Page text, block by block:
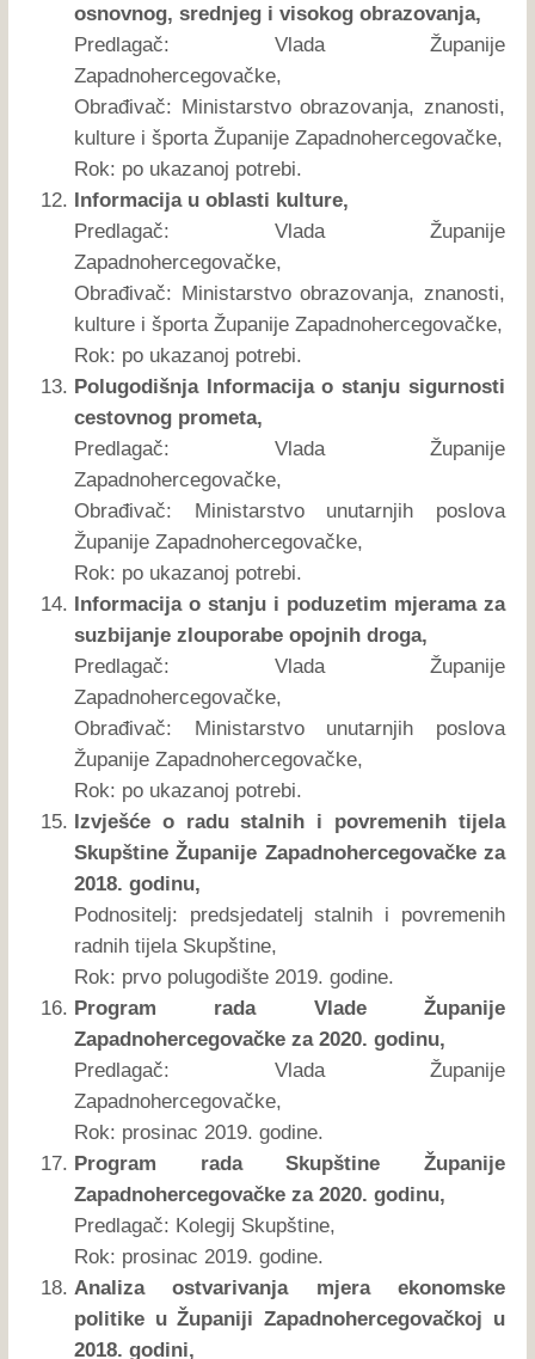
osnovnog, srednjeg i visokog obrazovanja,
Predlagač: Vlada Županije
Zapadnohercegovačke,
Obrađivač: Ministarstvo obrazovanja, znanosti,
kulture i športa Županije Zapadnohercegovačke,
Rok: po ukazanoj potrebi.
Informacija u oblasti kulture,
Predlagač: Vlada Županije
Zapadnohercegovačke,
Obrađivač: Ministarstvo obrazovanja, znanosti,
kulture i športa Županije Zapadnohercegovačke,
Rok: po ukazanoj potrebi.
Polugodišnja Informacija o stanju sigurnosti
cestovnog prometa,
Predlagač: Vlada Županije
Zapadnohercegovačke,
Obrađivač: Ministarstvo unutarnjih poslova
Županije Zapadnohercegovačke,
Rok: po ukazanoj potrebi.
Informacija o stanju i poduzetim mjerama za
suzbijanje zlouporabe opojnih droga,
Predlagač: Vlada Županije
Zapadnohercegovačke,
Obrađivač: Ministarstvo unutarnjih poslova
Županije Zapadnohercegovačke,
Rok: po ukazanoj potrebi.
Izvješće o radu stalnih i povremenih tijela
Skupštine Županije Zapadnohercegovačke za
2018. godinu,
Podnositelj: predsjedatelj stalnih i povremenih
radnih tijela Skupštine,
Rok: prvo polugodište 2019. godine.
Program rada Vlade Županije
Zapadnohercegovačke za 2020. godinu,
Predlagač: Vlada Županije
Zapadnohercegovačke,
Rok: prosinac 2019. godine.
Program rada Skupštine Županije
Zapadnohercegovačke za 2020. godinu,
Predlagač: Kolegij Skupštine,
Rok: prosinac 2019. godine.
Analiza ostvarivanja mjera ekonomske
politike u Županiji Zapadnohercegovačkoj u
2018. godini,